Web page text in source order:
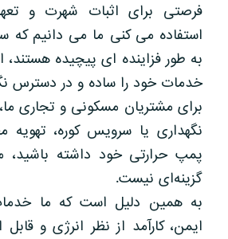
فرصتی برای اثبات شهرت و
به طور فزاینده ای پیچیده هستند،
خدمات خود را ساده و در دسترس
برای مشتریان مسکونی و تجاری
نگهداری یا سرویس کوره، تهویه
پمپ حرارتی خود داشته باشید،
گزینه‌ای نیست.
ایمن، کارآمد از نظر انرژی و قابل